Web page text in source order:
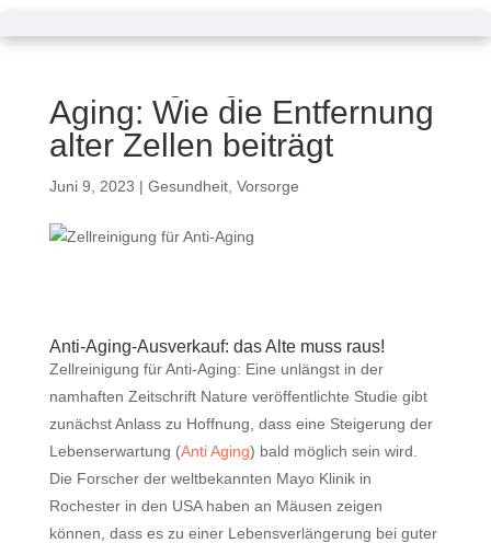
Aging: Wie die Entfernung
alter Zellen beiträgt
Juni 9, 2023 | Gesundheit, Vorsorge
Anti-Aging-Ausverkauf: das Alte muss raus!
Zellreinigung für Anti-Aging: Eine unlängst in der
namhaften Zeitschrift Nature veröffentlichte Studie gibt
zunächst Anlass zu Hoffnung, dass eine Steigerung der
Lebenserwartung (Anti Aging) bald möglich sein wird.
Die Forscher der weltbekannten Mayo Klinik in
Rochester in den USA haben an Mäusen zeigen
können, dass es zu einer Lebensverlängerung bei guter